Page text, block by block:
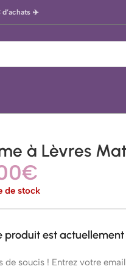
✈️
à Lèvres
€
de stock
produit est actuellement
de soucis ! Entrez votre